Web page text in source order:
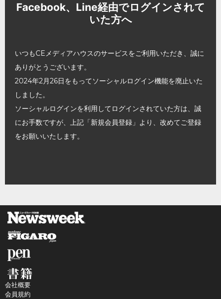
Facebook、Line経由でログインされて
いた方へ
いつもCEメディアハウスのサービスをご利用いただき、誠に
ありがとうございます。
2024年2月26日をもってソーシャルログイン機能を廃止いた
しました。
ソーシャルログインを利用してログインされていた方は、誠
にお手数ですが、上記「新規会員登録」より、改めてご登録
をお願いいたします。
会社概要
会員規約